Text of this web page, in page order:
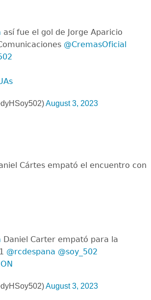
así fue el gol de Jorge Aparicio
@CremasOficial
August 3, 2023
Cártes empató el encuentro con
Daniel Carter empató para la
@rcdespana @soy_502
August 3, 2023